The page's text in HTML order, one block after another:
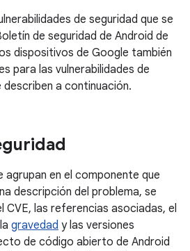
de seguridad que se
de seguridad de Android de
dispositivos de Google también
para las vulnerabilidades de
describen a continuación.
agrupan en el componente que
descripción del problema, se
CVE, las referencias asociadas, el
gravedad y las versiones
de código abierto de Android